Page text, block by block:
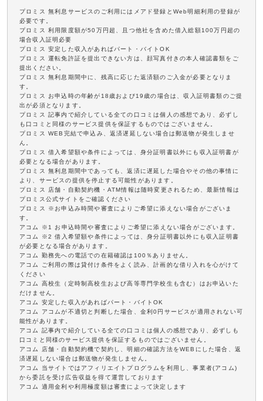
プロミス 無利息サービスのご利用にはメアド登録とWeb明細利用の登録が
必要です。
プロミス 利用限度額が50万円超、且つ他社を含めた借入総額100万円超の
場合収入証明必要
プロミス 安定した収入があればパート・バイトOK
プロミス 運転免許証を提出できない方は、顔写真付きの本人確認書類をご
提出ください。
プロミス 無利息期間中に、残高に応じた返済額のご入金が必要となりま
す。
プロミス お申込時の年齢が18歳および19歳の場合は、収入証明書類のご提
出が必須となります。
プロミス 記事内で紹介している全ての口コミは個人の感想であり、必ずし
も口コミと同様のサービス提供を保証するものではございません。
プロミス WEB完結で申込み、返済遅延しない場合は郵送物が発生しませ
ん。
プロミス 借入希望額や条件によっては、身分証明書以外にも収入証明書が
必要となる場合があります。
プロミス 無利息期間中であっても、返済に遅延した場合やその他の事情に
より、サービスの提供を停止する可能性があります。
プロミス 店舗・自動契約機・ATM情報は随時変更されるため、最新情報は
プロミス公式サイトをご確認ください
プロミス ※お申込み時間や審査によりご希望に添えない場合がございま
す。
アコム ※1 お申込時間や審査によりご希望に添えない場合がございます。
アコム ※2 借入希望額や条件によっては、身分証明書以外にも収入証明書
が必要となる場合があります。
アコム 勤務先への電話での在籍確認は100％ありません。
アコム ご利用の際は貸付け条件をよく読み、計画的な借り入れを心がけて
ください
アコム 高校生（定時制高校生および高等専門学校生も含む）はお申込いた
だけません。
アコム 安定した収入があればパート・バイトOK
アコム アコムが不適切と判断した場合、金利0円サービスが適用されない可
能性があります。
アコム 記事内で紹介している全ての口コミは個人の感想であり、必ずしも
口コミと同様のサービス提供を保証するものではございません。
アコム 店舗・自動契約機で契約し、明細の確認方法をWEBにした場合、返
済遅延しない場合は郵送物が発生しません。
アコム 当サイトではアフィリエイトプログラムを利用し、事業者(アコム)
から委託を受け広告収益を得て運営しております
アコム 適用金利や利用極度額は審査によって決定します